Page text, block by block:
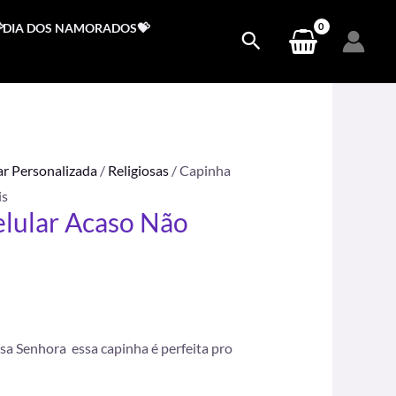
DOS NAMORADOS💝
Personalizada / Religiosas / Capinha
Acaso Não
Senhora essa capinha é perfeita pro